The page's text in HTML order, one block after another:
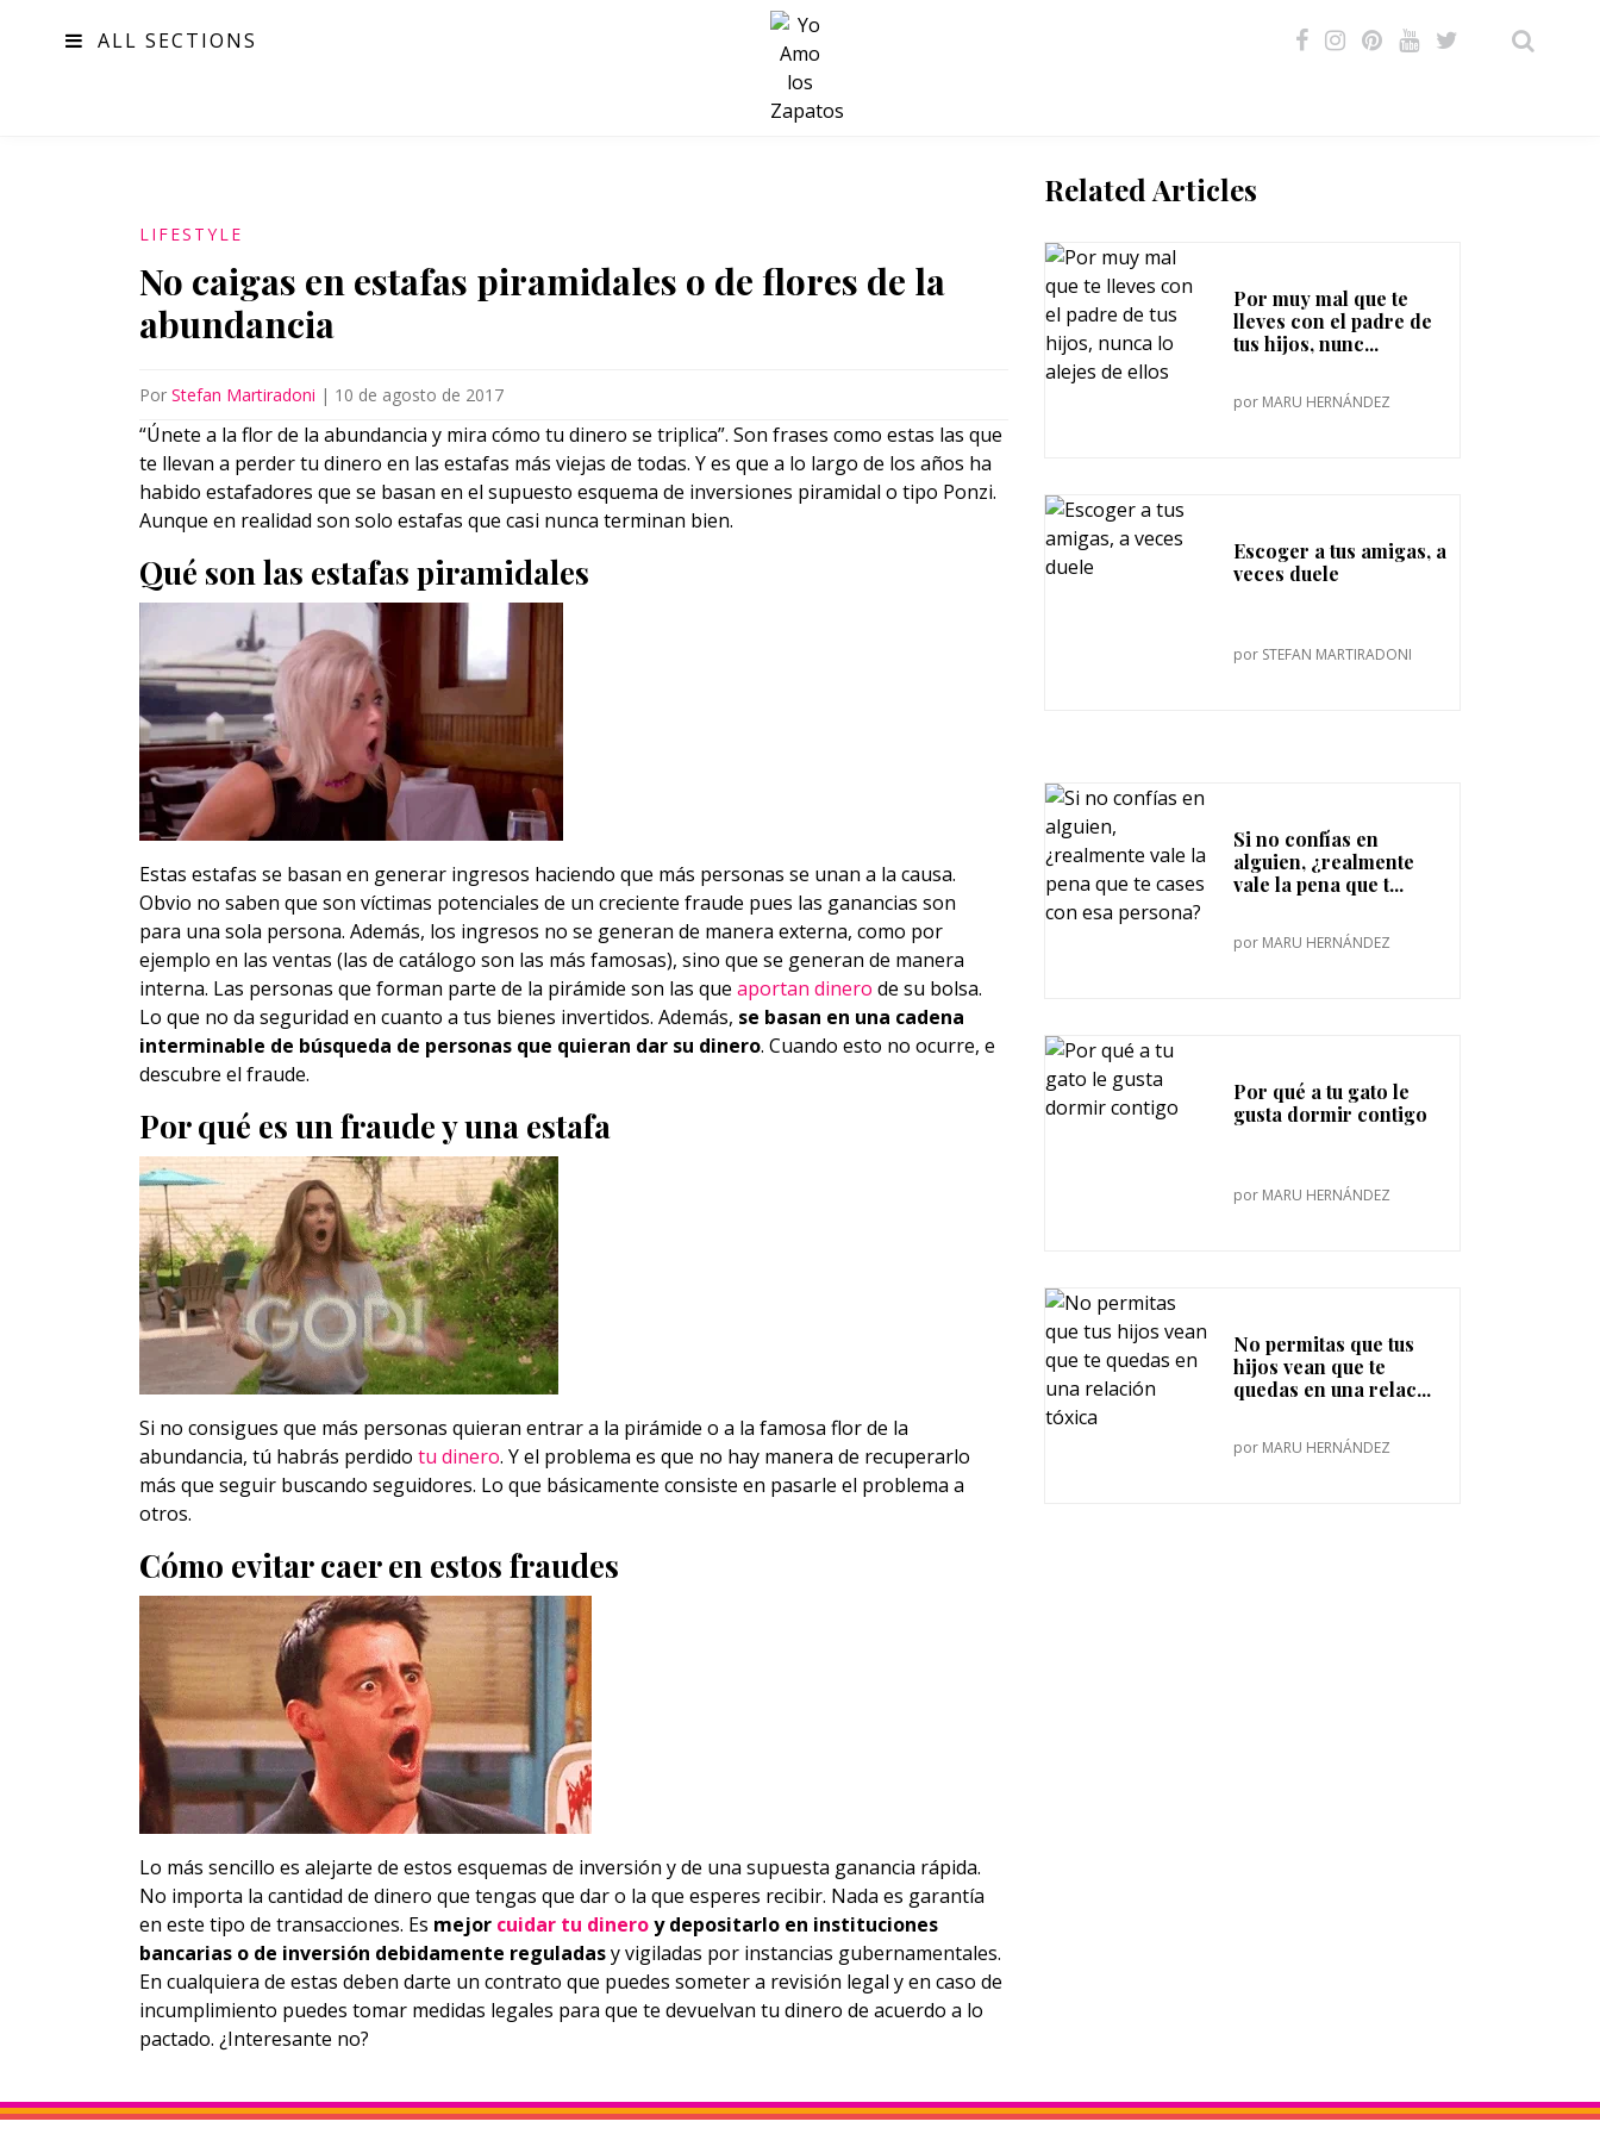
ALL SECTIONS
SALUD
LIFESTYLE
No caigas en estafas piramidales o de flores de la
abundancia
Por Stefan Martiradoni | 10 de agosto de 2017
“Únete a la flor de la abundancia y mira cómo tu dinero se triplica”. Son frases como estas las que
te llevan a perder tu dinero en las estafas más viejas de todas. Y es que a lo largo de los años ha
habido estafadores que se basan en el supuesto esquema de inversiones piramidal o tipo Ponzi.
Aunque en realidad son solo estafas que casi nunca terminan bien.
Qué son las estafas piramidales
Estas estafas se basan en generar ingresos haciendo que más personas se unan a la causa.
Obvio no saben que son víctimas potenciales de un creciente fraude pues las ganancias son
para una sola persona. Además, los ingresos no se generan de manera externa, como por
ejemplo en las ventas (las de catálogo son las más famosas), sino que se generan de manera
interna. Las personas que forman parte de la pirámide son las que aportan dinero de su bolsa.
Lo que no da seguridad en cuanto a tus bienes invertidos. Además, se basan en una cadena
interminable de búsqueda de personas que quieran dar su dinero. Cuando esto no ocurre, e
descubre el fraude.
Por qué es un fraude y una estafa
Si no consigues que más personas quieran entrar a la pirámide o a la famosa flor de la
abundancia, tú habrás perdido tu dinero. Y el problema es que no hay manera de recuperarlo
más que seguir buscando seguidores. Lo que básicamente consiste en pasarle el problema a
otros.
Cómo evitar caer en estos fraudes
Lo más sencillo es alejarte de estos esquemas de inversión y de una supuesta ganancia rápida.
No importa la cantidad de dinero que tengas que dar o la que esperes recibir. Nada es garantía
en este tipo de transacciones. Es mejor cuidar tu dineroy depositarlo en instituciones
bancarias o de inversión debidamente reguladasy vigiladas por instancias gubernamentales.
En cualquiera de estas deben darte un contrato que puedes someter a revisión legal y en caso de
incumplimiento puedes tomar medidas legales para que te devuelvan tu dinero de acuerdo a lo
pactado. ¿Interesante no?
Related Articles
Por muy mal que te
lleves con el padre de
tus hijos, nunc...
por MARU HERNÁNDEZ
Escoger a tus amigas, a
veces duele
por STEFAN MARTIRADONI
Si no confías en
alguien, ¿realmente
vale la pena que t...
por MARU HERNÁNDEZ
Por qué a tu gato le
gusta dormir contigo
por MARU HERNÁNDEZ
No permitas que tus
hijos vean que te
quedas en una relac...
por MARU HERNÁNDEZ